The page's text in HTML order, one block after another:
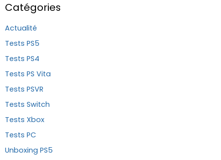
Catégories
Actualité
Tests PS5
Tests PS4
Tests PS Vita
Tests PSVR
Tests Switch
Tests Xbox
Tests PC
Unboxing PS5